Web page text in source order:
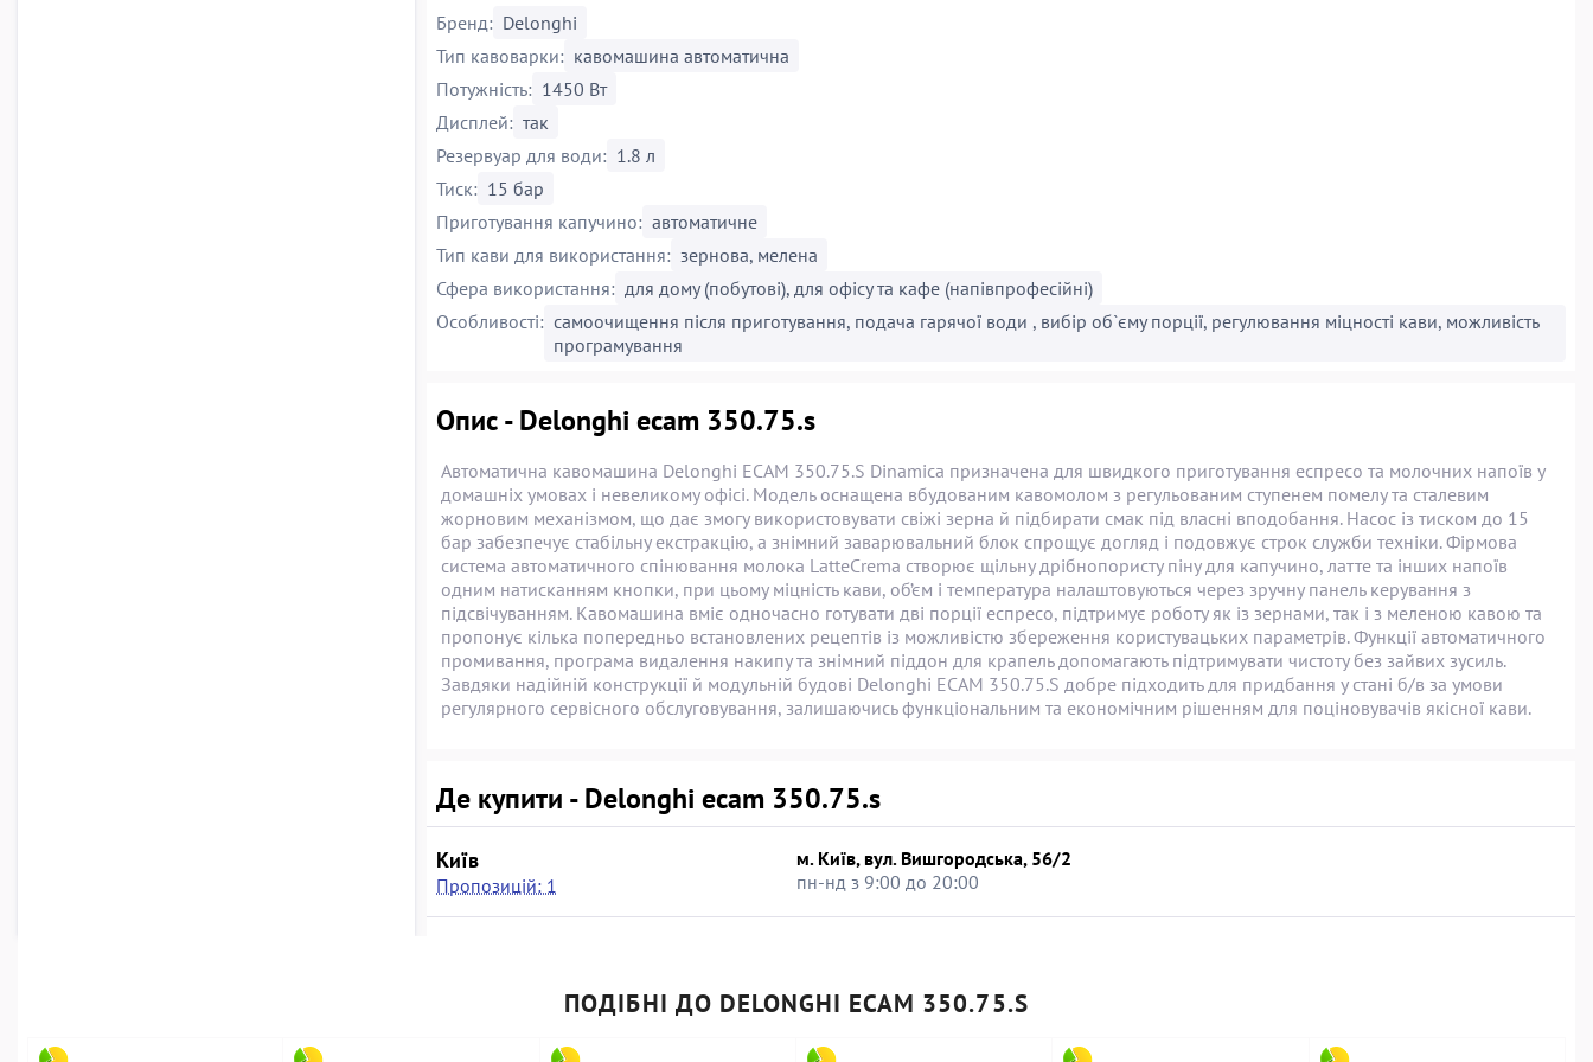
Бренд: Delonghi
Тип кавоварки: кавомашина автоматична
Потужність: 1450 Вт
Дисплей: так
Резервуар для води: 1.8 л
Тиск: 15 бар
Приготування капучино: автоматичне
Тип кави для використання: зернова, мелена
Сфера використання: для дому (побутові), для офісу та кафе (напівпрофесійні)
Особливості: самоочищення після приготування, подача гарячої води , вибір об`єму порції, регулювання міцності кави, можливість
програмування
Опис - Delonghi ecam 350.75.s
Автоматична кавомашина Delonghi ECAM 350.75.S Dinamica призначена для швидкого приготування еспресо та молочних напоїв у
домашніх умовах і невеликому офісі. Модель оснащена вбудованим кавомолом з регульованим ступенем помелу та сталевим
жорновим механізмом, що дає змогу використовувати свіжі зерна й підбирати смак під власні вподобання. Насос із тиском до 15
бар забезпечує стабільну екстракцію, а знімний заварювальний блок спрощує догляд і подовжує строк служби техніки. Фірмова
система автоматичного спінювання молока LatteCrema створює щільну дрібнопористу піну для капучино, латте та інших напоїв
одним натисканням кнопки, при цьому міцність кави, об’єм і температура налаштовуються через зручну панель керування з
підсвічуванням. Кавомашина вміє одночасно готувати дві порції еспресо, підтримує роботу як із зернами, так і з меленою кавою та
пропонує кілька попередньо встановлених рецептів із можливістю збереження користувацьких параметрів. Функції автоматичного
промивання, програма видалення накипу та знімний піддон для крапель допомагають підтримувати чистоту без зайвих зусиль.
Завдяки надійній конструкції й модульній будові Delonghi ECAM 350.75.S добре підходить для придбання у стані б/в за умови
регулярного сервісного обслуговування, залишаючись функціональним та економічним рішенням для поціновувачів якісної кави.
Де купити - Delonghi ecam 350.75.s
Київ
Пропозицій: 1
м. Київ, вул. Вишгородська, 56/2
пн-нд з 9:00 до 20:00
ПОДІБНІ ДО DELONGHI ECAM 350.75.S